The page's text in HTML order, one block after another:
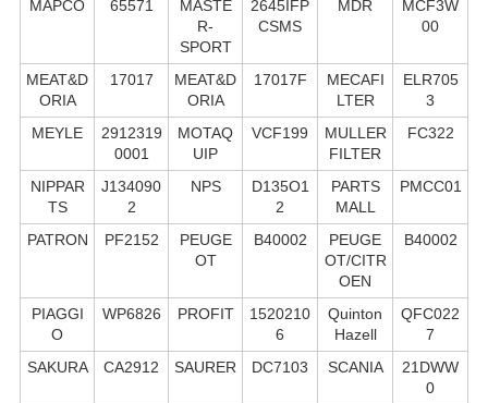
MAPCO 65571
MASTE
R-
SPORT
2645IFP
CSMS
MDR
MCF3W
00
MEAT&D
ORIA
17017
MEAT&D
ORIA
17017F
MECAFI
LTER
ELR705
3
MEYLE
2912319
0001
MOTAQ
UIP
VCF199
MULLER
FILTER
FC322
NIPPAR
TS
J134090
2
NPS
D135O1
2
PARTS
MALL
PMCC01
PATRON PF2152
PEUGE
OT
B40002
PEUGE
OT/CITR
OEN
B40002
PIAGGI
O
WP6826 PROFIT
1520210
6
Quinton
Hazell
QFC022
7
SAKURA
CA2912 SAURER DC7103 SCANIA
21DWW
0